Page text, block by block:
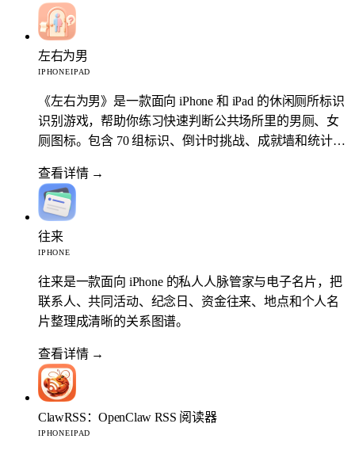
左右为男
IPHONEIPAD
《左右为男》是一款面向 iPhone 和 iPad 的休闲厕所标识
识别游戏，帮助你练习快速判断公共场所里的男厕、女
厕图标。包含 70 组标识、倒计时挑战、成就墙和统计记
查看详情 →
往来
IPHONE
往来是一款面向 iPhone 的私人人脉管家与电子名片，把
联系人、共同活动、纪念日、资金往来、地点和个人名
片整理成清晰的关系图谱。
查看详情 →
ClawRSS：OpenClaw RSS 阅读器
IPHONEIPAD